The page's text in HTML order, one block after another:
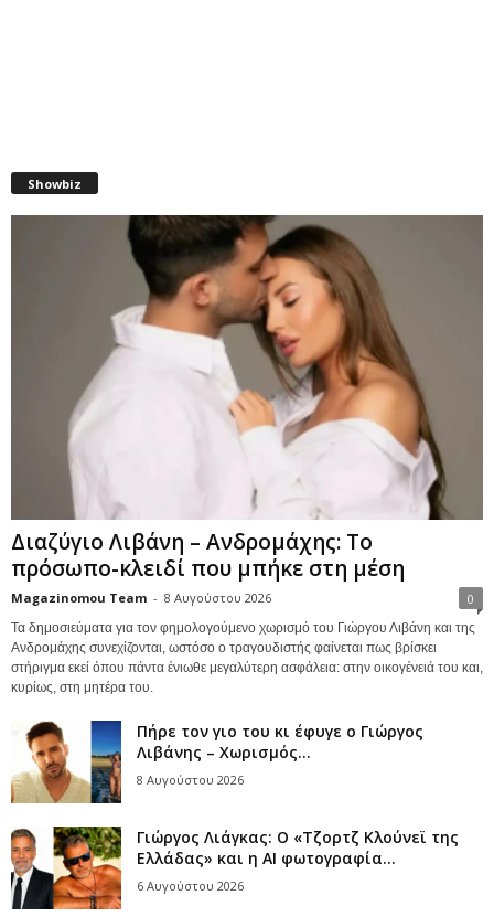
Showbiz
Διαζύγιο Λιβάνη – Ανδρομάχης: Το
πρόσωπο-κλειδί που μπήκε στη μέση
Magazinomou Team - 8 Αυγούστου 2026 0
Τα δημοσιεύματα για τον φημολογούμενο χωρισμό του Γιώργου Λιβάνη και της
Ανδρομάχης συνεχίζονται, ωστόσο ο τραγουδιστής φαίνεται πως βρίσκει
στήριγμα εκεί όπου πάντα ένιωθε μεγαλύτερη ασφάλεια: στην οικογένειά του και,
κυρίως, στη μητέρα του.
Πήρε τον γιο του κι έφυγε ο Γιώργος
Λιβάνης – Χωρισμός...
8 Αυγούστου 2026
Γιώργος Λιάγκας: Ο «Τζορτζ Κλούνεϊ της
Ελλάδας» και η AI φωτογραφία...
6 Αυγούστου 2026